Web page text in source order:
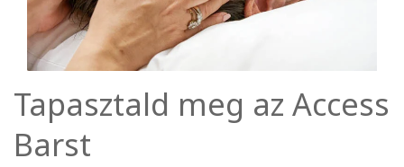
Tapasztald meg az Access
Barst